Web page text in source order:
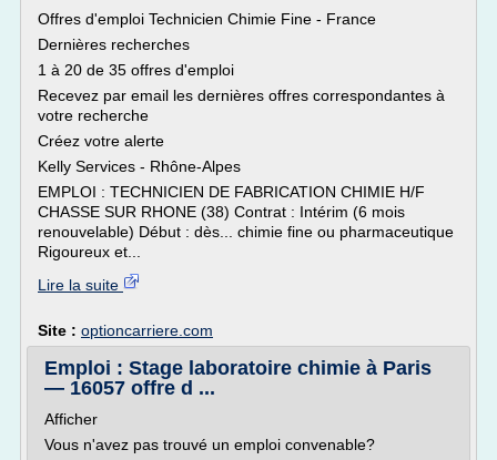
Offres d'emploi Technicien Chimie Fine - France
Dernières recherches
1 à 20 de 35 offres d'emploi
Recevez par email les dernières offres correspondantes à
votre recherche
Créez votre alerte
Kelly Services - Rhône-Alpes
EMPLOI : TECHNICIEN DE FABRICATION CHIMIE H/F
CHASSE SUR RHONE (38) Contrat : Intérim (6 mois
renouvelable) Début : dès... chimie fine ou pharmaceutique
Rigoureux et...
Lire la suite
Site : optioncarriere.com
Emploi : Stage laboratoire chimie à Paris
— 16057 offre d ...
Afficher
Vous n'avez pas trouvé un emploi convenable?